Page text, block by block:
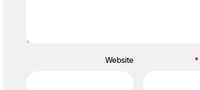
*
Website